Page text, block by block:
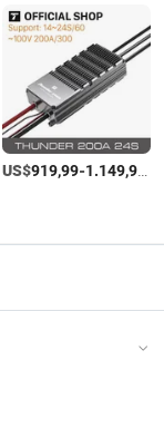
US$919,99-1.149,99 /